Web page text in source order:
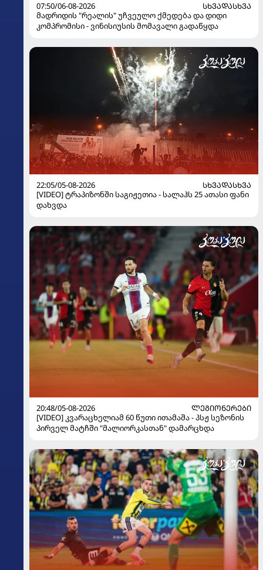
07:50/06-08-2026
ᲡᲮᲕᲐᲓᲐᲡᲮᲕᲐ
მადრიდის "რეალის" უჩვეულო ქმედება და დიდი
კომპრომისი - ვინისიუსის მომავალი გადაწყდა
22:05/05-08-2026
ᲡᲮᲕᲐᲓᲐᲡᲮᲕᲐ
[VIDEO] ტრაპიზონში საგიჟეთია - სალაჰს 25 ათასი ფანი
დახვდა
20:48/05-08-2026
ᲚᲔᲒᲘᲝᲜᲔᲠᲔᲑᲘ
[VIDEO] კვარაცხელიამ 60 წუთი ითამაშა - პსჟ სეზონის
პირველ მატჩში "მალიორკასთან" დამარცხდა